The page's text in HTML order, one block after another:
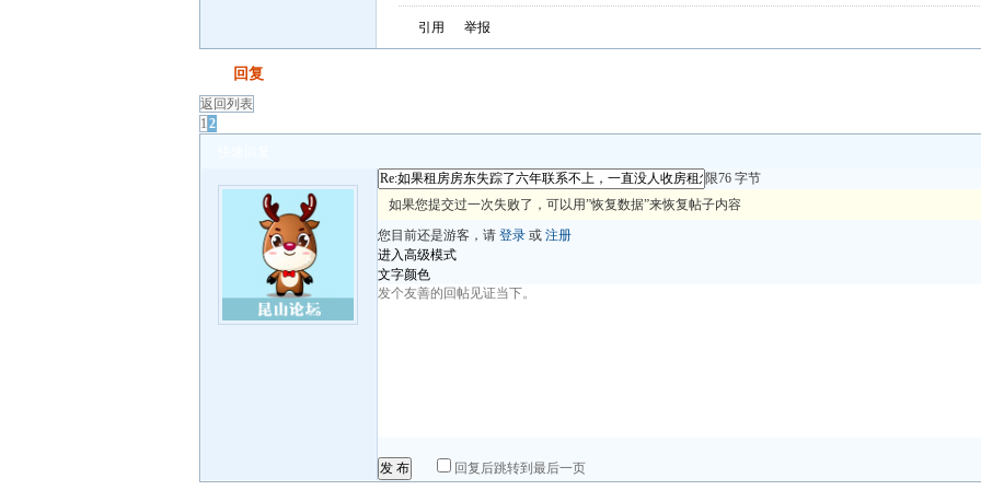
引用 举报
回复
返回列表
1 2
限76 字节
如果您提交过一次失败了，可以用”恢复数据”来恢复帖子内容
您目前还是游客，请 登录 或 注册
进入高级模式
文字颜色
发 布 回复后跳转到最后一页